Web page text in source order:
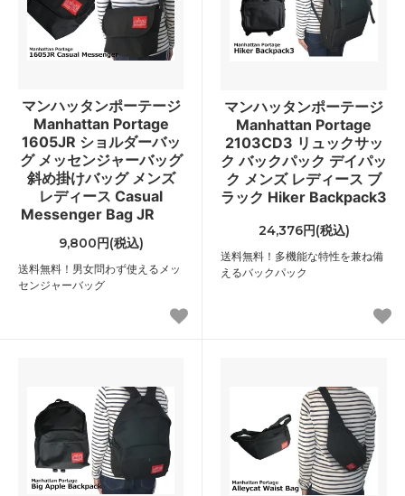
マンハッタンポーテージ
Manhattan Portage
1605JR ショルダーバッ
グ メッセンジャーバッグ
斜め掛けバッグ メンズ
レディース Casual
Messenger Bag JR
9,800円(税込)
送料無料！男女問わず使えるメッ
センジャーバッグ
マンハッタンポーテージ
Manhattan Portage
2103CD3 リュックサッ
ク バックパック デイパッ
ク メンズ レディース ブ
ラック Hiker Backpack3
24,376円(税込)
送料無料！多機能な特性を兼ね備
えるバックパック